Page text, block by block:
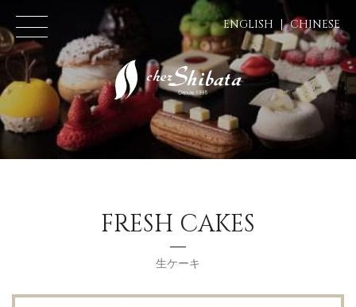
ENGLISH CHINESE
FRESH CAKES
生ケーキ